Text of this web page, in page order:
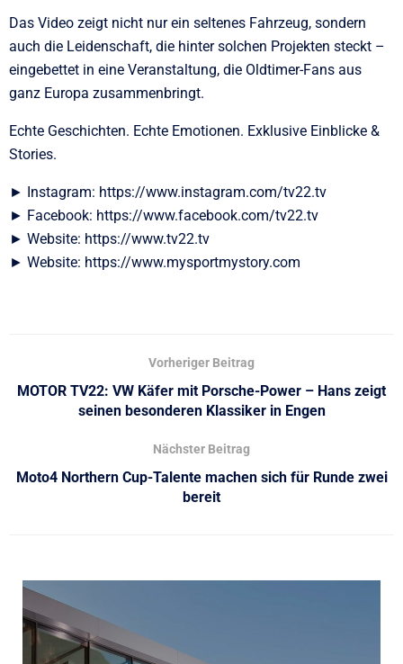
Das Video zeigt nicht nur ein seltenes Fahrzeug, sondern
auch die Leidenschaft, die hinter solchen Projekten steckt –
eingebettet in eine Veranstaltung, die Oldtimer-Fans aus
ganz Europa zusammenbringt.
Echte Geschichten. Echte Emotionen. Exklusive Einblicke &
Stories.
► Instagram: https://www.instagram.com/tv22.tv
► Facebook: https://www.facebook.com/tv22.tv
► Website: https://www.tv22.tv
► Website: https://www.mysportmystory.com
Vorheriger Beitrag
MOTOR TV22: VW Käfer mit Porsche-Power – Hans zeigt
seinen besonderen Klassiker in Engen
Nächster Beitrag
Moto4 Northern Cup-Talente machen sich für Runde zwei
bereit